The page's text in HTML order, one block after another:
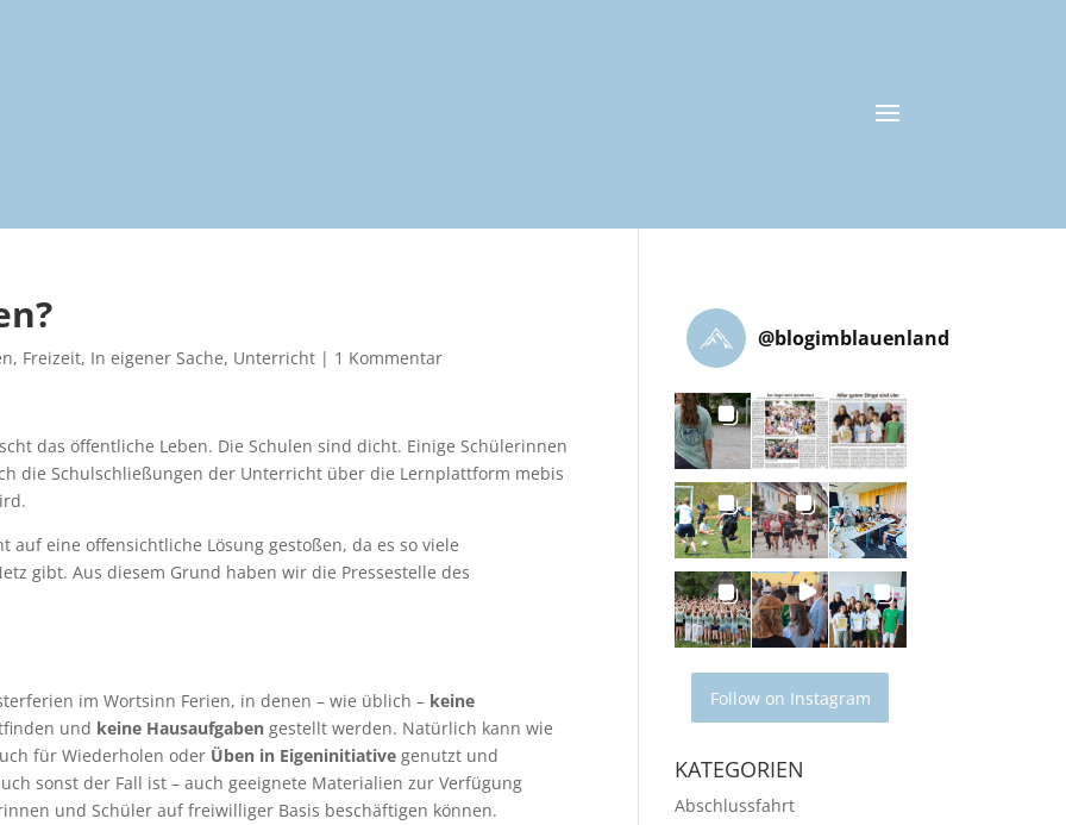
, Freizeit, In eigener Sache, Unterricht | 1 Kommentar
das öffentliche Leben. Die Schulen sind dicht. Einige Schülerinnen
die Schulschließungen der Unterricht über die Lernplattform mebis
eine offensichtliche Lösung gestoßen, da es so viele
gibt. Aus diesem Grund haben wir die Pressestelle des
im Wortsinn Ferien, in denen – wie üblich – keine
und keine Hausaufgaben gestellt werden. Natürlich kann wie
für Wiederholen oder Üben in Eigeninitiative genutzt und
sonst der Fall ist – auch geeignete Materialien zur Verfügung
und Schüler auf freiwilliger Basis beschäftigen können.
@blogimblauenland
Follow on Instagram
KATEGORIEN
Abschlussfahrt